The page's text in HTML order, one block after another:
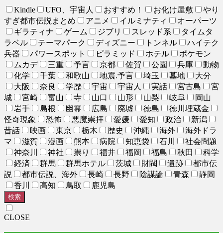
Kindle UFO、宇宙人 おすすめ！ お化け屋敷
やり
すぎ都市伝説まとめ
アニメ イルミナティ
オーパーツ
ギラティナ
ゲーム ジブリ スレッド系
タイムタ
ラベル
テーマパーク ディズニー トンネル
ハイテク
兵器
パワースポット ピラミッド ホテル
ポケモン
ムカデ
三重 予言 京都 佐賀 公園 兵庫
動物
化学
千葉 和歌山 地震.予言 埼玉 墓地
大分
大阪
奈良 学歴 宇宙 宇宙人 実話 宮古島
宮
城
宮崎 富山 寺 山口 山形 山梨 岐阜
岡山
岩手
島根 幽霊 広島 廃墟 徳島
徳川埋蔵金
怪奇現象
恐怖 悪魔崇拝 愛媛 愛知 政治
新潟
昔話
映画 東京 栃木 歴史 沖縄 海外
海外ドラ
マ
滋賀 漫画 熊本 病院 知恵袋 石川
社会問題
神奈川
神社 祟り 福井 福岡 福島 秋田
科学
経済
群馬 群馬ホテル 茨城 財閥 遺跡
都市伝
説
都市伝説、海外 長崎 長野 陰謀論 青森
静岡
香川
高知 鳥取 鹿児島
検索
CLOSE